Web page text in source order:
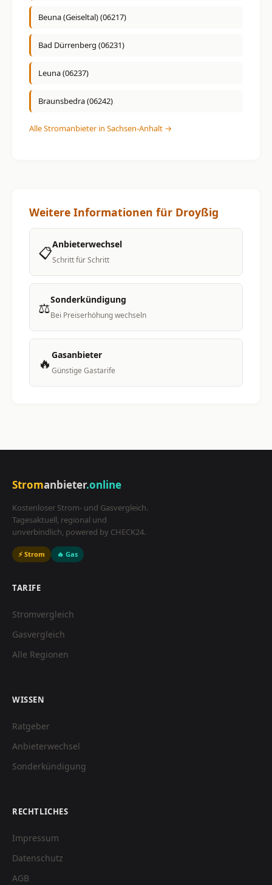
Beuna (Geiseltal) (06217)
Bad Dürrenberg (06231)
Leuna (06237)
Braunsbedra (06242)
Alle Stromanbieter in Sachsen-Anhalt →
Weitere Informationen für Droyßig
📋Anbieterwechsel
Schritt für Schritt
⚖️Sonderkündigung
Bei Preiserhöhung wechseln
🔥 Gasanbieter
Günstige Gastarife
Stromanbieter.online
Kostenloser Strom- und Gasvergleich.
Tagesaktuell, regional und
unverbindlich, powered by CHECK24.
⚡ Strom 🔥 Gas
TARIFE
Stromvergleich
Gasvergleich
Alle Regionen
WISSEN
Ratgeber
Anbieterwechsel
Sonderkündigung
RECHTLICHES
Impressum
Datenschutz
AGB